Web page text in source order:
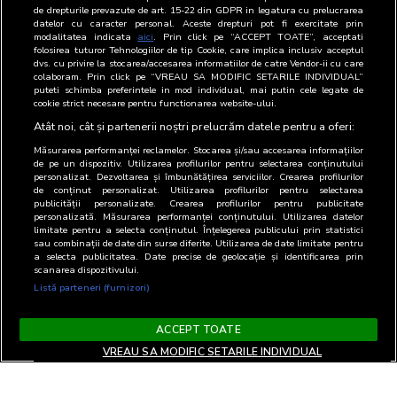
40 Viata Libera SRL Editor
-
41 Vodafone Romania
SA
Client de
publicitate
-
42 Wavemaker
Romania SRL
Agentie media
de drepturile prevazute de art. 15-22 din GDPR in legatura cu prelucrarea
datelor cu caracter personal. Aceste drepturi pot fi exercitate prin
modalitatea indicata aici. Prin click pe “ACCEPT TOATE”, acceptati
folosirea tuturor Tehnologiilor de tip Cookie, care implica inclusiv acceptul
dvs. cu privire la stocarea/accesarea informatiilor de catre Vendor-ii cu care
colaboram. Prin click pe “VREAU SA MODIFIC SETARILE INDIVIDUAL”
puteti schimba preferintele in mod individual, mai putin cele legate de
cookie strict necesare pentru functionarea website-ului.
Atât noi, cât și partenerii noștri prelucrăm datele pentru a oferi:
Măsurarea performanței reclamelor. Stocarea și/sau accesarea informațiilor
de pe un dispozitiv. Utilizarea profilurilor pentru selectarea conținutului
personalizat. Dezvoltarea și îmbunătățirea serviciilor. Crearea profilurilor
de conținut personalizat. Utilizarea profilurilor pentru selectarea
publicității personalizate. Crearea profilurilor pentru publicitate
personalizată. Măsurarea performanței conținutului. Utilizarea datelor
limitate pentru a selecta conținutul. Înțelegerea publicului prin statistici
sau combinații de date din surse diferite. Utilizarea de date limitate pentru
a selecta publicitatea. Date precise de geolocație și identificarea prin
scanarea dispozitivului.
Listă parteneri (furnizori)
ACCEPT TOATE
VREAU SA MODIFIC SETARILE INDIVIDUAL